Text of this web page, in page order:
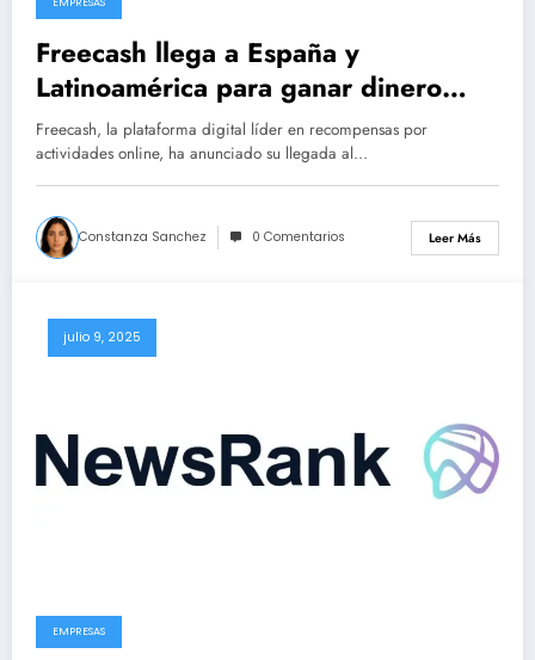
Freecash llega a España y
Latinoamérica para ganar dinero
viendo vídeos en español
Freecash, la plataforma digital líder en recompensas por
actividades online, ha anunciado su llegada al…
Constanza Sanchez 0 Comentarios Leer Más
julio 9, 2025
EMPRESAS